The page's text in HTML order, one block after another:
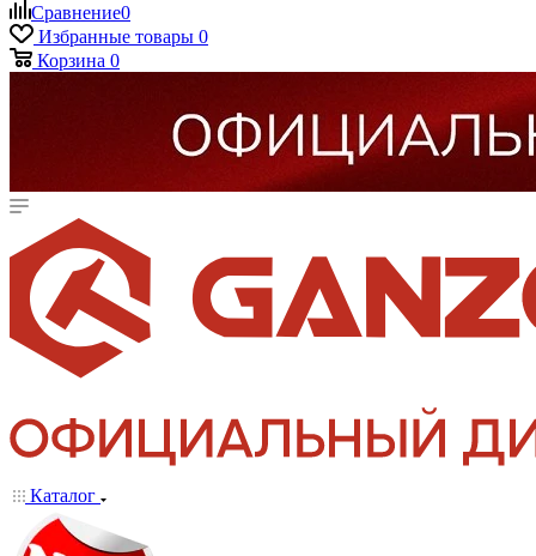
Сравнение0
Избранные товары 0
Корзина 0
Каталог